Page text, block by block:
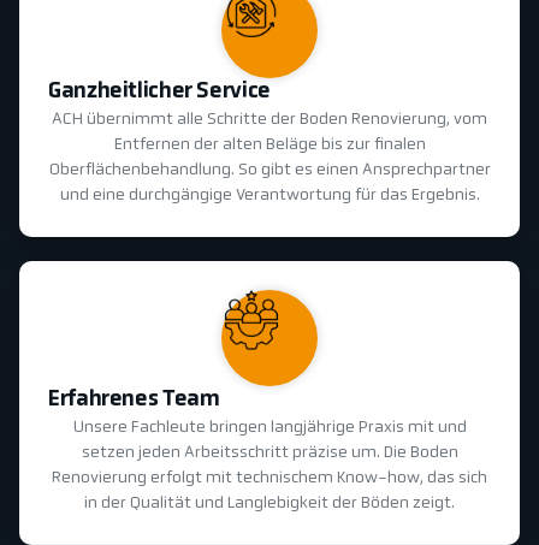
Ganzheitlicher Service
ACH übernimmt alle Schritte der Boden Renovierung, vom
Entfernen der alten Beläge bis zur finalen
Oberflächenbehandlung. So gibt es einen Ansprechpartner
und eine durchgängige Verantwortung für das Ergebnis.
Erfahrenes Team
Unsere Fachleute bringen langjährige Praxis mit und
setzen jeden Arbeitsschritt präzise um. Die Boden
Renovierung erfolgt mit technischem Know-how, das sich
in der Qualität und Langlebigkeit der Böden zeigt.